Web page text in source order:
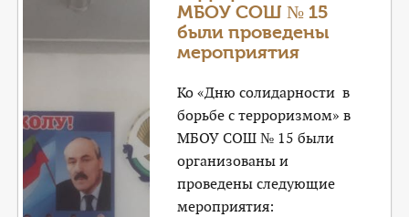
МБОУ СОШ № 15
были проведены
мероприятия
Ко «Дню солидарности в
борьбе с терроризмом» в
МБОУ СОШ № 15 были
организованы и
проведены следующие
мероприятия: